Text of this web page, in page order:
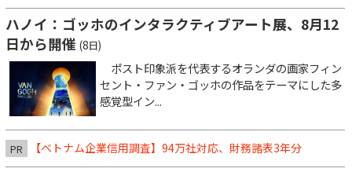
ハノイ：ゴッホのインタラクティブアート展、8月12
日から開催 (8日)
ポスト印象派を代表するオランダの画家フィン
セント・ファン・ゴッホの作品をテーマにした多
感覚型イン...
PR 【ベトナム企業信用調査】94万社対応、財務諸表3年分